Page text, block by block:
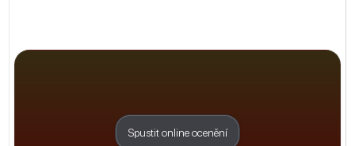
Spustit online ocenění